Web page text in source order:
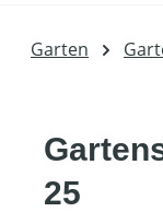
Garten
25